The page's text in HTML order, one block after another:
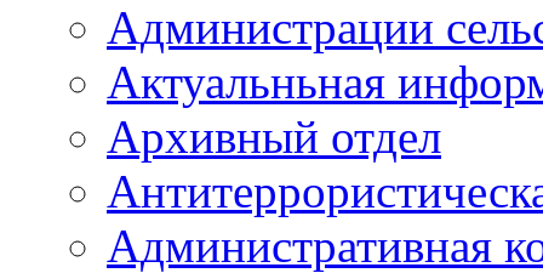
Администрации
Актуальньная
Архивный отдел
Административная